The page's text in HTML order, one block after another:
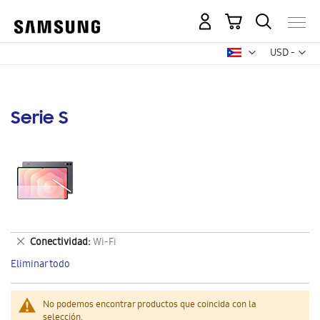
USD -
dólar
Mi carrito
Serie S
No podemos encontrar productos que coincida con la
Conectividad Wi-Fi
Eliminar
este
artículo
Eliminar todo